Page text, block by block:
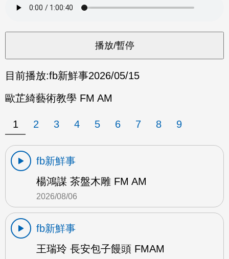
目前播放:fb新鮮事2026/05/15
歐芷綺藝術教學 FM AM
1 2 3 4 5 6 7 8 9
fb新鮮事
楊鴻謀 茶盤木雕 FM AM
2026/08/06
fb新鮮事
王瑞玲 長安包子饅頭 FMAM